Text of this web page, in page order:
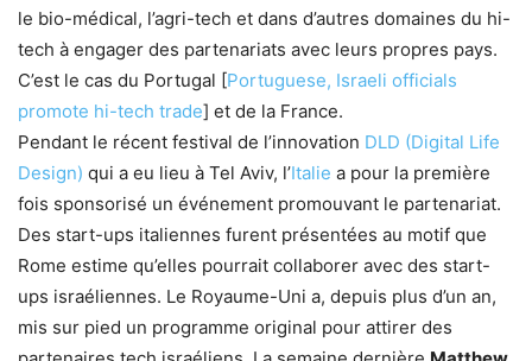
le bio-médical, l’agri-tech et dans d’autres domaines du hi-
tech à engager des partenariats avec leurs propres pays.
C’est le cas du Portugal [Portuguese, Israeli officials
promote hi-tech trade] et de la France.
Pendant le récent festival de l’innovation DLD (Digital Life
Design) qui a eu lieu à Tel Aviv, l’Italie a pour la première
fois sponsorisé un événement promouvant le partenariat.
Des start-ups italiennes furent présentées au motif que
Rome estime qu’elles pourrait collaborer avec des start-
ups israéliennes. Le Royaume-Uni a, depuis plus d’un an,
mis sur pied un programme original pour attirer des